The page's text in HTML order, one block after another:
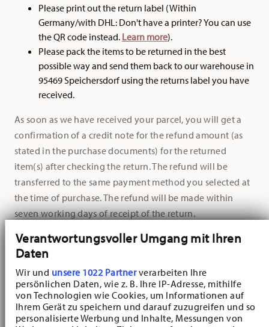
Verantwortungsvoller Umgang mit Ihren
Daten
Wir und unsere 1022 Partnerverarbeiten Ihre
persönlichen Daten, wie z. B. Ihre IP-Adresse, mithilfe
von Technologien wie Cookies, um Informationen auf
Ihrem Gerät zu speichern und darauf zuzugreifen und so
personalisierte Werbung und Inhalte, Messungen von
Please print out the return label (Within
Germany/with DHL: Don't have a printer? You can use
the QR code instead. Learn more).
Please pack the items to be returned in the best
possible way and send them back to our warehouse in
95469 Speichersdorf using the returns label you have
received.
As soon as we have received your parcel, you will get a
confirmation of a credit note for the refund amount (as
stated in the purchase documents) for the returned
item(s) after checking the return. The refund will be
transferred to the same payment method you selected at
the time of purchase. The refund will be made within
seven working days of receipt of the return.
Important:Please refrain from returning items to us
without a returns label provided by our customer service.
As our central warehouse also processes the orders of our
business customers, we cannot guarantee that your
parcel will be correctly recognised and allocated without
our customer service registering your return. Only then is